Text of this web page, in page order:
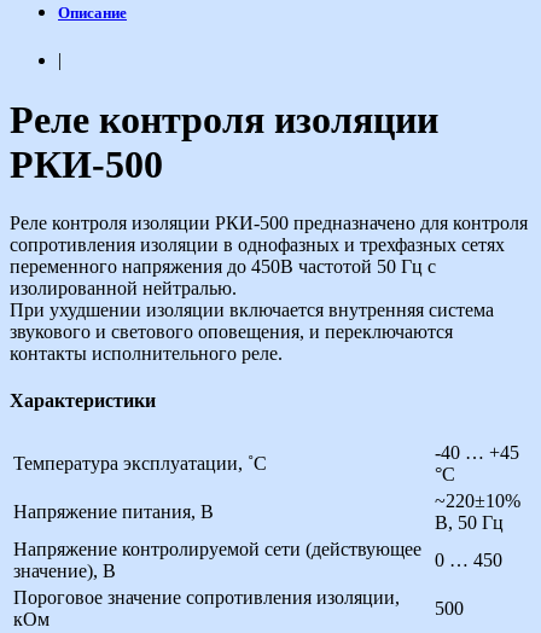
Описание
|
Реле контроля изоляции
РКИ-500
Реле контроля изоляции РКИ-500 предназначено для контроля
сопротивления изоляции в однофазных и трехфазных сетях
переменного напряжения до 450В частотой 50 Гц с
изолированной нейтралью.
При ухудшении изоляции включается внутренняя система
звукового и светового оповещения, и переключаются
контакты исполнительного реле.
Характеристики
Температура эксплуатации, ˚С
-40 … +45
°С
Напряжение питания, В
~220±10%
В, 50 Гц
Напряжение контролируемой сети (действующее
значение), В
0 … 450
Пороговое значение сопротивления изоляции,
кОм
500